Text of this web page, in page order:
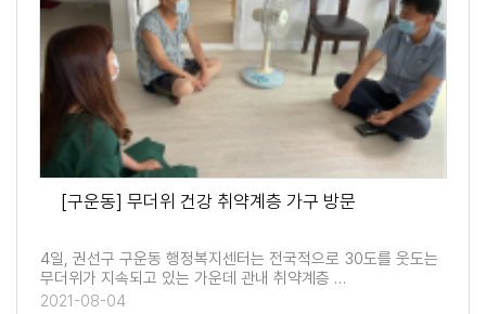
[구운동] 무더위 건강 취약계층 가구 방문
4일, 권선구 구운동 행정복지센터는 전국적으로 30도를 웃도는
무더위가 지속되고 있는 가운데 관내 취약계층 …
2021-08-04